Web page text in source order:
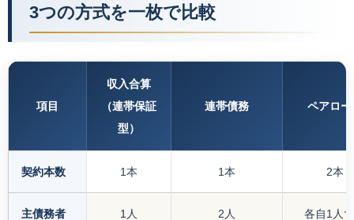
3つの方式を一枚で比較
項目
収入合算
（連帯保証
型）
連帯債務 ペアロー
契約本数 1本 1本 2本
主債務者 1人 2人 各自1人